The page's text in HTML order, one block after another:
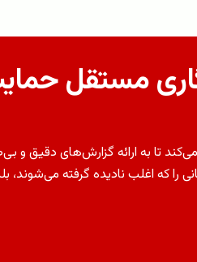
مستقل
تا به ارائه گزارش‌های دقیق و
را که اغلب نادیده گرفته می‌شوند،